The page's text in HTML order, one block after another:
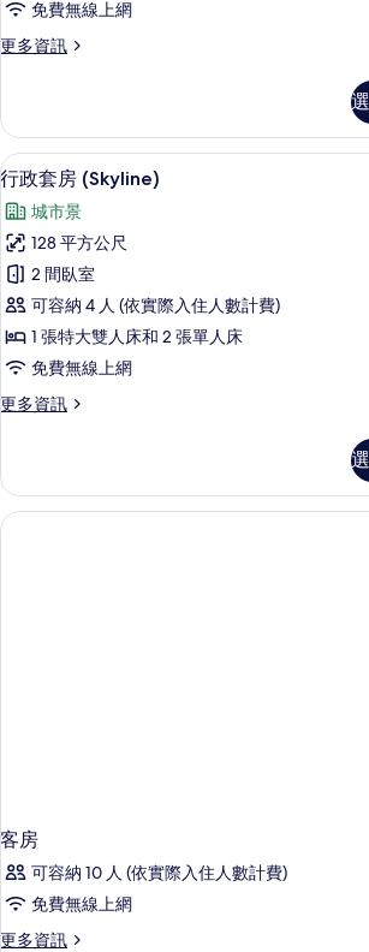
的
所
相
片
免費無線上網
更多資訊
更
公
寓
(Skyline)
的
詳
情
顯
示
行
政
套
房
(Skyline)
的
所
相
片
行政套房
43
行政套房 (Skyline)
城市景
128 平方公尺
2 間臥室
可容納 4 人 (依實際入住人數計費)
1 張特大雙人床和 2 張單人床
免費無線上網
更多資訊
更
套
房
(Skyline)
客房
可容納 10 人 (依實際入住人數計費)
免費無線上網
更多資訊
更